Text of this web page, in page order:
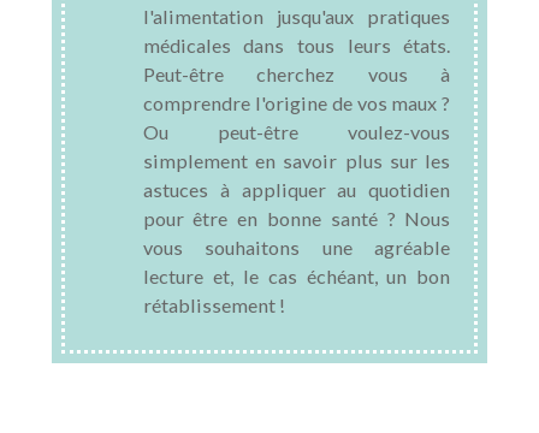
l'alimentation jusqu'aux pratiques
médicales dans tous leurs états.
Peut-être cherchez vous à
comprendre l'origine de vos maux ?
Ou peut-être voulez-vous
simplement en savoir plus sur les
astuces à appliquer au quotidien
pour être en bonne santé ? Nous
vous souhaitons une agréable
lecture et, le cas échéant, un bon
rétablissement !